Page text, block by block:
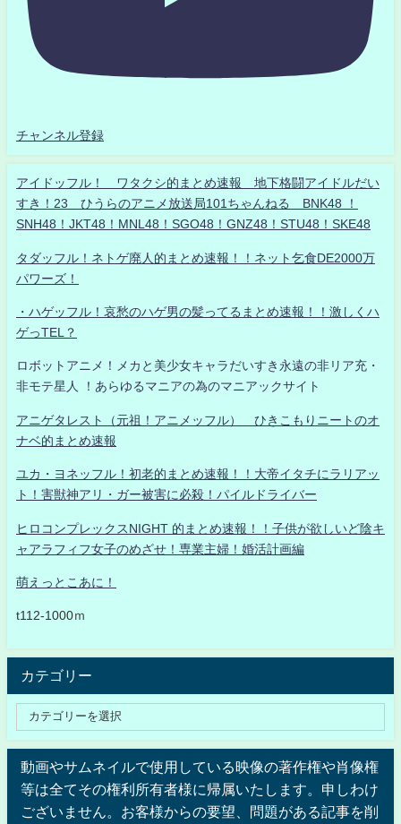
チャンネル登録
アイドッフル！ ワタクシ的まとめ速報 地下格闘アイドルだい
すき！23 ひうらのアニメ放送局101ちゃんねる BNK48 ！
SNH48！JKT48！MNL48！SGO48！GNZ48！STU48！SKE48
タダッフル！ネトゲ廃人的まとめ速報！！ネット乞食DE2000万
パワーズ！
・ハゲッフル！哀愁のハゲ男の髪ってるまとめ速報！！激しくハ
ゲっTEL？
ロボットアニメ！メカと美少女キャラだいすき永遠の非リア充・
非モテ星人 ！あらゆるマニアの為のマニアックサイト
アニゲタレスト（元祖！アニメッフル） ひきこもりニートのオ
ナベ的まとめ速報
ユカ・ヨネッフル！初老的まとめ速報！！大帝イタチにラリアッ
ト！害獣神アリ・ガー被害に必殺！パイルドライバー
ヒロコンプレックスNIGHT 的まとめ速報！！子供が欲しいど陰キ
ャアラフィフ女子のめざせ！専業主婦！婚活計画編
萌えっとこあに！
t112-1000ｍ
カテゴリー
動画やサムネイルで使用している映像の著作権や肖像権
等は全てその権利所有者様に帰属いたします。申しわけ
ございません。お客様からの要望、問題がある記事を削